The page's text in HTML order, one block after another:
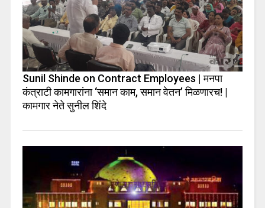
Sunil Shinde on Contract Employees | मनपा
कंत्राटी कामगारांना ‘समान काम, समान वेतन’ मिळणारच! |
कामगार नेते सुनील शिंदे